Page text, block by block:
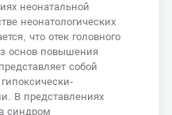
неонатальной
неонатологических
что отек головного
основ повышения
собой
В представлениях
синдром